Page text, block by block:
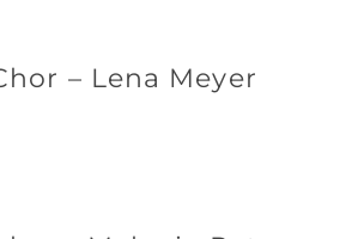
– Lena Meyer